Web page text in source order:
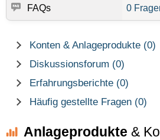
FAQs 0
Konten & Anlageprodukte (0)
Diskussionsforum (0)
Erfahrungsberichte (0)
Häufig gestellte Fragen (0)
Anlageprodukte &